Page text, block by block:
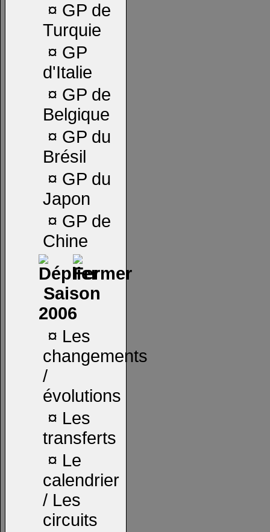
¤ GP de
Turquie
¤ GP
d'Italie
¤ GP de
Belgique
¤ GP du
Brésil
¤ GP du
Japon
¤ GP de
Chine
Saison
2006
¤ Les
changements
/
évolutions
¤ Les
transferts
¤ Le
calendrier
/ Les
circuits